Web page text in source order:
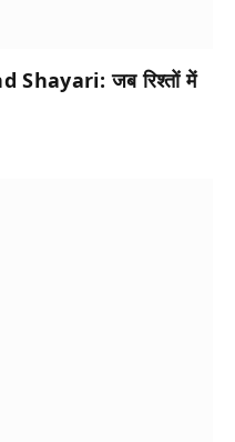
जब रिश्तों में